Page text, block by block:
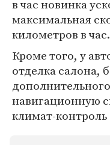
в час новинка
максимальная
километров в час.
Кроме того, у
отделка салона,
навигационную
климат-контроль